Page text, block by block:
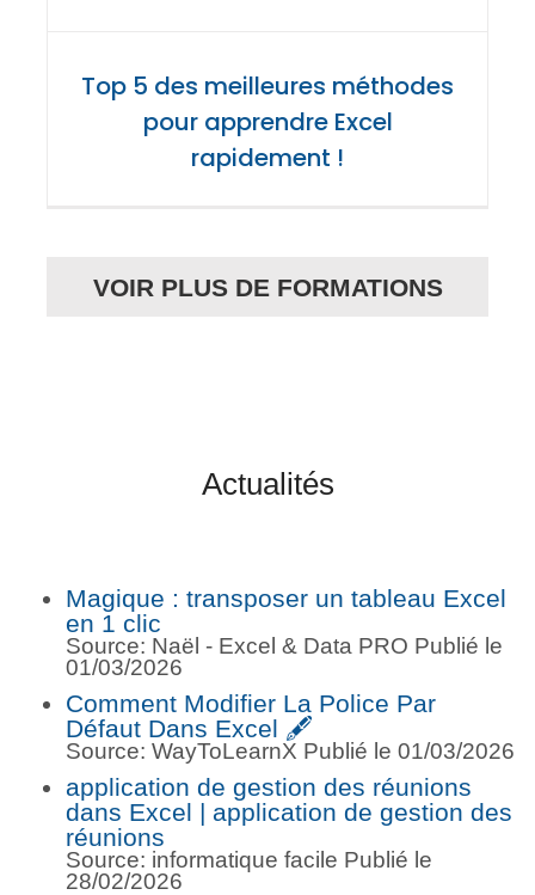
Top 5 des meilleures méthodes
pour apprendre Excel
rapidement !
VOIR PLUS DE FORMATIONS
Actualités
Magique : transposer un tableau Excel
en 1 clic
Source: Naël - Excel & Data PRO Publié le
01/03/2026
Comment Modifier La Police Par
Défaut Dans Excel 🖋️
Source: WayToLearnX Publié le 01/03/2026
application de gestion des réunions
dans Excel | application de gestion des
réunions
Source: informatique facile Publié le
28/02/2026